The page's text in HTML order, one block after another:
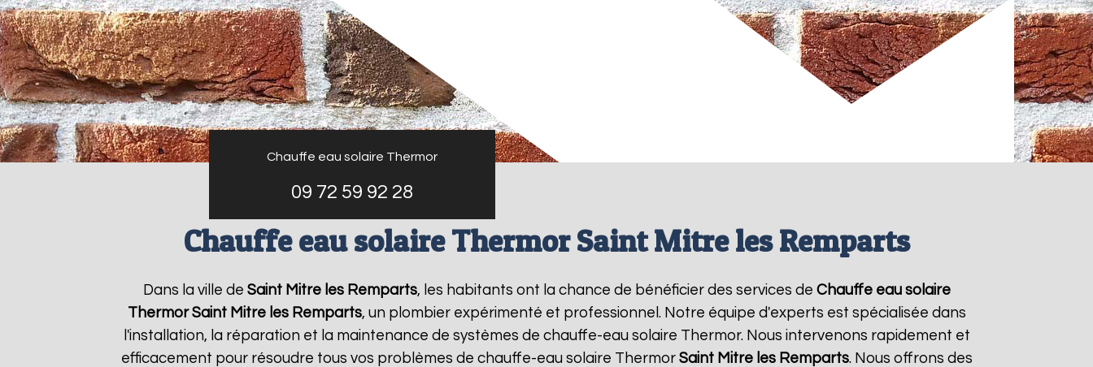
Chauffe eau solaire Thermor
09 72 59 92 28
Chauffe eau solaire Thermor Saint Mitre les Remparts
Dans la ville de Saint Mitre les Remparts, les habitants ont la chance de bénéficier des services de Chauffe eau solaire
Thermor Saint Mitre les Remparts, un plombier expérimenté et professionnel. Notre équipe d'experts est spécialisée dans
l'installation, la réparation et la maintenance de systèmes de chauffe-eau solaire Thermor. Nous intervenons rapidement et
efficacement pour résoudre tous vos problèmes de chauffe-eau solaire Thermor Saint Mitre les Remparts. Nous offrons des